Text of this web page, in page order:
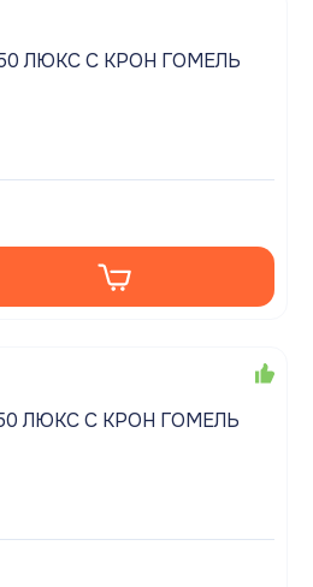
МОЙКА ЭМАЛЬ 45*50 ЛЮКС С КРОН ГОМЕЛЬ
МОЙКА ЭМАЛЬ 50*50 ЛЮКС С КРОН ГОМЕЛЬ